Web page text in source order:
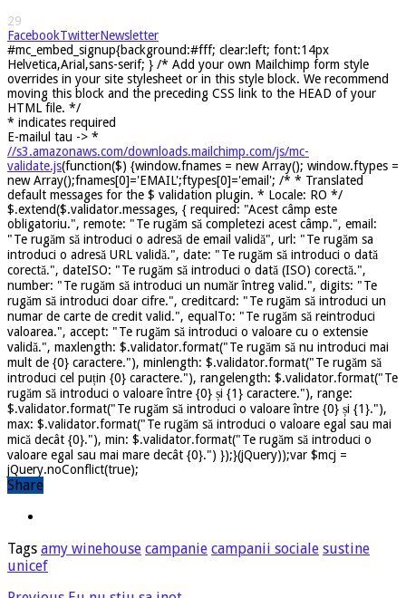
29
FacebookTwitterNewsletter
#mc_embed_signup{background:#fff; clear:left; font:14px
Helvetica,Arial,sans-serif; } /* Add your own Mailchimp form style
overrides in your site stylesheet or in this style block. We recommend
moving this block and the preceding CSS link to the HEAD of your
HTML file. */
* indicates required
E-mailul tau -> *
//s3.amazonaws.com/downloads.mailchimp.com/js/mc-
validate.js(function($) {window.fnames = new Array(); window.ftypes =
new Array();fnames[0]='EMAIL';ftypes[0]='email'; /* * Translated
default messages for the $ validation plugin. * Locale: RO */
$.extend($.validator.messages, { required: "Acest câmp este
obligatoriu.", remote: "Te rugăm să completezi acest câmp.", email:
"Te rugăm să introduci o adresă de email validă", url: "Te rugăm sa
introduci o adresă URL validă.", date: "Te rugăm să introduci o dată
corectă.", dateISO: "Te rugăm să introduci o dată (ISO) corectă.",
number: "Te rugăm să introduci un număr întreg valid.", digits: "Te
rugăm să introduci doar cifre.", creditcard: "Te rugăm să introduci un
numar de carte de credit valid.", equalTo: "Te rugăm să reintroduci
valoarea.", accept: "Te rugăm să introduci o valoare cu o extensie
validă.", maxlength: $.validator.format("Te rugăm să nu introduci mai
mult de {0} caractere."), minlength: $.validator.format("Te rugăm să
introduci cel puțin {0} caractere."), rangelength: $.validator.format("Te
rugăm să introduci o valoare între {0} și {1} caractere."), range:
$.validator.format("Te rugăm să introduci o valoare între {0} și {1}."),
max: $.validator.format("Te rugăm să introduci o valoare egal sau mai
mică decât {0}."), min: $.validator.format("Te rugăm să introduci o
valoare egal sau mai mare decât {0}.") });}(jQuery));var $mcj =
jQuery.noConflict(true);
Share
Tags amy winehouse campanie campanii sociale sustine
unicef